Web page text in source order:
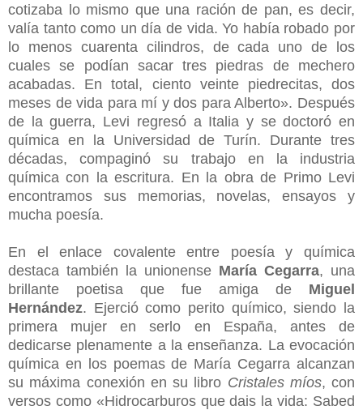
cotizaba lo mismo que una ración de pan, es decir,
valía tanto como un día de vida. Yo había robado por
lo menos cuarenta cilindros, de cada uno de los
cuales se podían sacar tres piedras de mechero
acabadas. En total, ciento veinte piedrecitas, dos
meses de vida para mí y dos para Alberto». Después
de la guerra, Levi regresó a Italia y se doctoró en
química en la Universidad de Turín. Durante tres
décadas, compaginó su trabajo en la industria
química con la escritura. En la obra de Primo Levi
encontramos sus memorias, novelas, ensayos y
mucha poesía.
En el enlace covalente entre poesía y química
destaca también la unionense María Cegarra, una
brillante poetisa que fue amiga de Miguel
Hernández. Ejerció como perito químico, siendo la
primera mujer en serlo en España, antes de
dedicarse plenamente a la enseñanza. La evocación
química en los poemas de María Cegarra alcanzan
su máxima conexión en su libro Cristales míos, con
versos como «Hidrocarburos que dais la vida: Sabed